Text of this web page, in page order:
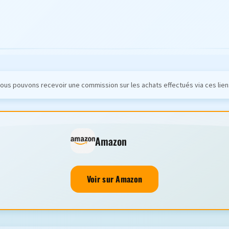
pouvons recevoir une commission sur les achats effectués via ces
Amazon
Voir sur Amazon